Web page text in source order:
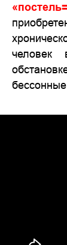
человек